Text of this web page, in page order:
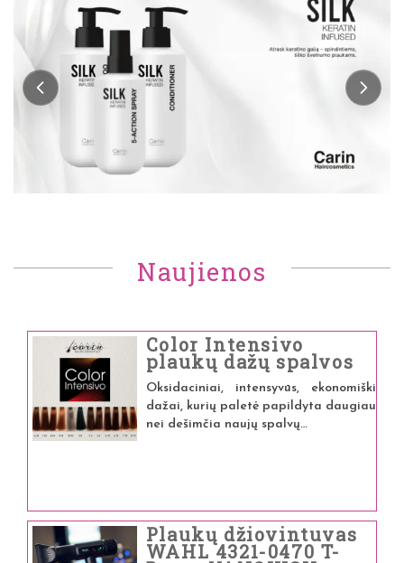
Naujienos
Color Intensivo
plaukų dažų spalvos
Oksidaciniai, intensyvūs, ekonomiški
dažai, kurių paletė papildyta daugiau
nei dešimčia naujų spalvų…
Plaukų džiovintuvas
WAHL 4321-0470 T-